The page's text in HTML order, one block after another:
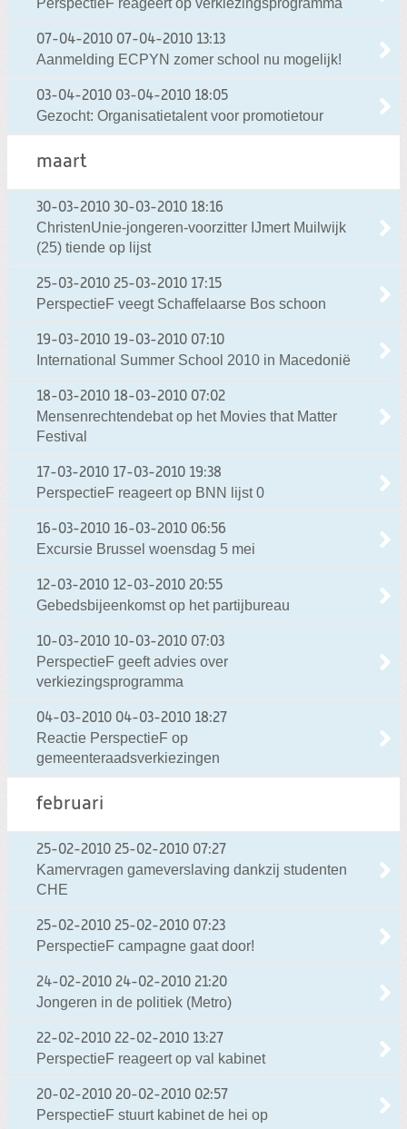
PerspectieF reageert op verkiezingsprogramma
07-04-2010 07-04-2010 13:13
Aanmelding ECPYN zomer school nu mogelijk!
03-04-2010 03-04-2010 18:05
Gezocht: Organisatietalent voor promotietour
maart
30-03-2010 30-03-2010 18:16
ChristenUnie-jongeren-voorzitter IJmert Muilwijk
(25) tiende op lijst
25-03-2010 25-03-2010 17:15
PerspectieF veegt Schaffelaarse Bos schoon
19-03-2010 19-03-2010 07:10
International Summer School 2010 in Macedonië
18-03-2010 18-03-2010 07:02
Mensenrechtendebat op het Movies that Matter
Festival
17-03-2010 17-03-2010 19:38
PerspectieF reageert op BNN lijst 0
16-03-2010 16-03-2010 06:56
Excursie Brussel woensdag 5 mei
12-03-2010 12-03-2010 20:55
Gebedsbijeenkomst op het partijbureau
10-03-2010 10-03-2010 07:03
PerspectieF geeft advies over
verkiezingsprogramma
04-03-2010 04-03-2010 18:27
Reactie PerspectieF op
gemeenteraadsverkiezingen
februari
25-02-2010 25-02-2010 07:27
Kamervragen gameverslaving dankzij studenten
CHE
25-02-2010 25-02-2010 07:23
PerspectieF campagne gaat door!
24-02-2010 24-02-2010 21:20
Jongeren in de politiek (Metro)
22-02-2010 22-02-2010 13:27
PerspectieF reageert op val kabinet
20-02-2010 20-02-2010 02:57
PerspectieF stuurt kabinet de hei op